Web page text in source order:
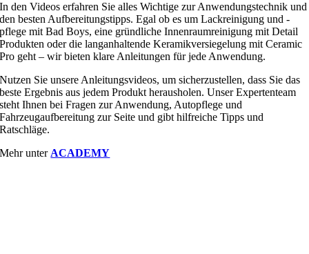
In den Videos erfahren Sie alles Wichtige zur Anwendungstechnik und
den besten Aufbereitungstipps. Egal ob es um Lackreinigung und -
pflege mit Bad Boys, eine gründliche Innenraumreinigung mit Detail
Produkten oder die langanhaltende Keramikversiegelung mit Ceramic
Pro geht – wir bieten klare Anleitungen für jede Anwendung.
Nutzen Sie unsere Anleitungsvideos, um sicherzustellen, dass Sie das
beste Ergebnis aus jedem Produkt herausholen. Unser Expertenteam
steht Ihnen bei Fragen zur Anwendung, Autopflege und
Fahrzeugaufbereitung zur Seite und gibt hilfreiche Tipps und
Ratschläge.
Mehr unter ACADEMY